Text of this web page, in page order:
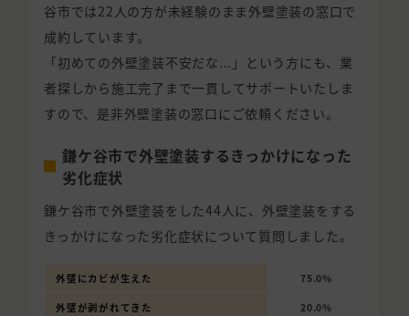
谷市では22人の方が未経験のまま外壁塗装の窓口で
成約しています。
「初めての外壁塗装不安だな...」という方にも、業
者探しから施工完了まで一貫してサポートいたしま
すので、是非外壁塗装の窓口にご依頼ください。
鎌ケ谷市で外壁塗装するきっかけになった
劣化症状
鎌ケ谷市で外壁塗装をした44人に、外壁塗装をする
きっかけになった劣化症状について質問しました。
外壁にカビが生えた 75.0%
外壁が剥がれてきた 20.0%